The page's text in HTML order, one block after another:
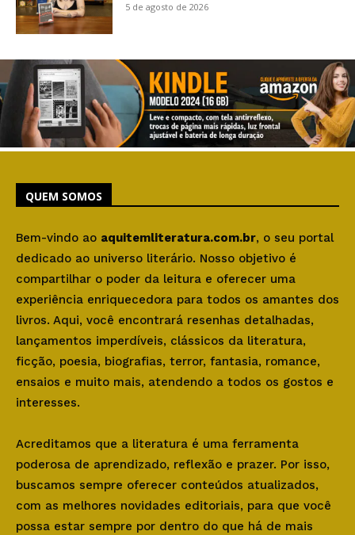
5 de agosto de 2026
QUEM SOMOS
Bem-vindo ao aquitemliteratura.com.br, o seu portal
dedicado ao universo literário. Nosso objetivo é
compartilhar o poder da leitura e oferecer uma
experiência enriquecedora para todos os amantes dos
livros. Aqui, você encontrará resenhas detalhadas,
lançamentos imperdíveis, clássicos da literatura,
ficção, poesia, biografias, terror, fantasia, romance,
ensaios e muito mais, atendendo a todos os gostos e
interesses.
Acreditamos que a literatura é uma ferramenta
poderosa de aprendizado, reflexão e prazer. Por isso,
buscamos sempre oferecer conteúdos atualizados,
com as melhores novidades editoriais, para que você
possa estar sempre por dentro do que há de mais